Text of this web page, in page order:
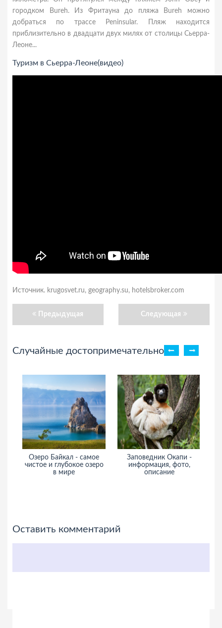
городком Bureh. Из Фритауна до пляжа Bureh можно
добраться по трассе Peninsular. Пляж находится
приблизительно в двадцати двух милях от столицы Сьерра-
Леоне...
Туризм в Сьерра-Леоне(видео)
Источник. krugosvet.ru, geography.su, hotelsbroker.com
Предыдущая Следующая
Случайные достопримечательности
озеро
Заповедник Окапи -
информация, фото,
описание
Национальный парк
Гавайские
вулканы(Хавайи-
Оставить комментарий